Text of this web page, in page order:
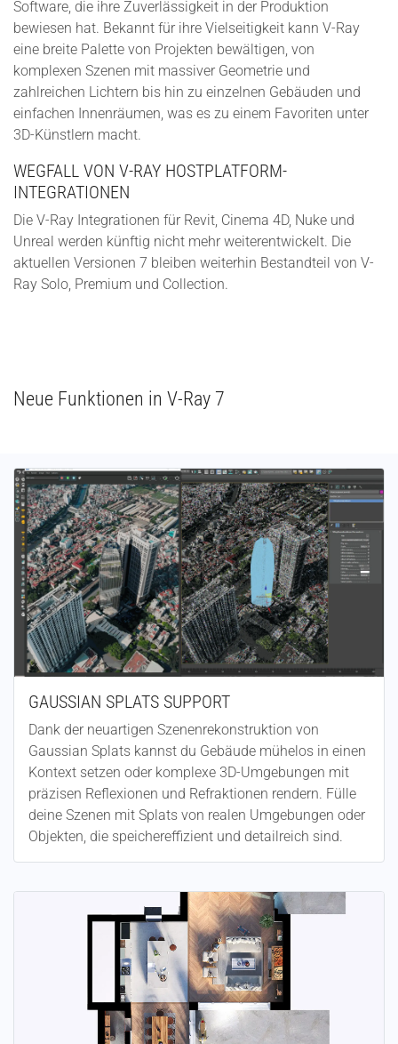
Software, die ihre Zuverlässigkeit in der Produktion
bewiesen hat. Bekannt für ihre Vielseitigkeit kann V-Ray
eine breite Palette von Projekten bewältigen, von
komplexen Szenen mit massiver Geometrie und
zahlreichen Lichtern bis hin zu einzelnen Gebäuden und
einfachen Innenräumen, was es zu einem Favoriten unter
3D-Künstlern macht.
WEGFALL VON V-RAY HOSTPLATFORM-
INTEGRATIONEN
Die V-Ray Integrationen für Revit, Cinema 4D, Nuke und
Unreal werden künftig nicht mehr weiterentwickelt. Die
aktuellen Versionen 7 bleiben weiterhin Bestandteil von V-
Ray Solo, Premium und Collection.
Neue Funktionen in V-Ray 7
GAUSSIAN SPLATS SUPPORT
Dank der neuartigen Szenenrekonstruktion von
Gaussian Splats kannst du Gebäude mühelos in einen
Kontext setzen oder komplexe 3D-Umgebungen mit
präzisen Reflexionen und Refraktionen rendern. Fülle
deine Szenen mit Splats von realen Umgebungen oder
Objekten, die speichereffizient und detailreich sind.